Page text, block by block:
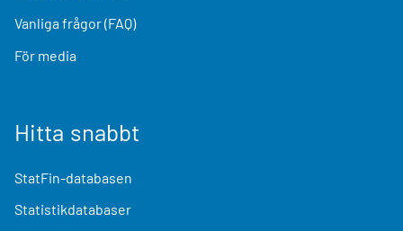
Vanliga frågor (FAQ)
För media
Hitta snabbt
StatFin-databasen
Statistikdatabaser